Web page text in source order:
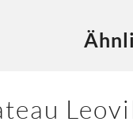
Frische, die Länge,
bis 99 Punkte